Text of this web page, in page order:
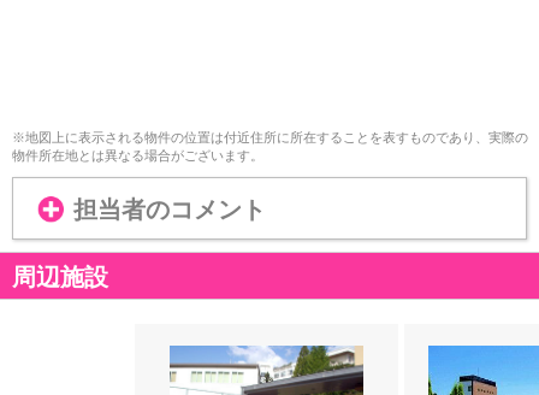
※地図上に表示される物件の位置は付近住所に所在することを表すものであり、実際の
物件所在地とは異なる場合がございます。
担当者のコメント
周辺施設